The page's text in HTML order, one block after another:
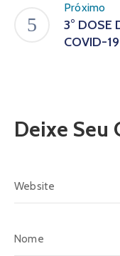
Próximo
3° DOSE
COVID-19
Deixe Seu